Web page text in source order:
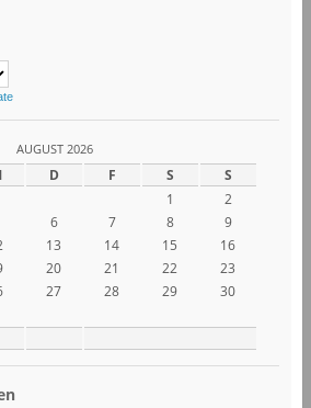
AUGUST 2026
D F S S
1
2
6 7 8
9
13 14 15
16
20 21 22
23
27 28 29
30